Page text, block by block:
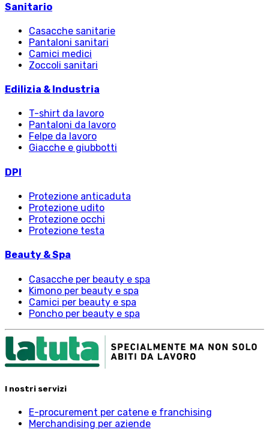
Sanitario
Casacche sanitarie
Pantaloni sanitari
Camici medici
Zoccoli sanitari
Edilizia & Industria
T-shirt da lavoro
Pantaloni da lavoro
Felpe da lavoro
Giacche e giubbotti
DPI
Protezione anticaduta
Protezione udito
Protezione occhi
Protezione testa
Beauty & Spa
Casacche per beauty e spa
Kimono per beauty e spa
Camici per beauty e spa
Poncho per beauty e spa
I nostri servizi
E-procurement per catene e franchising
Merchandising per aziende